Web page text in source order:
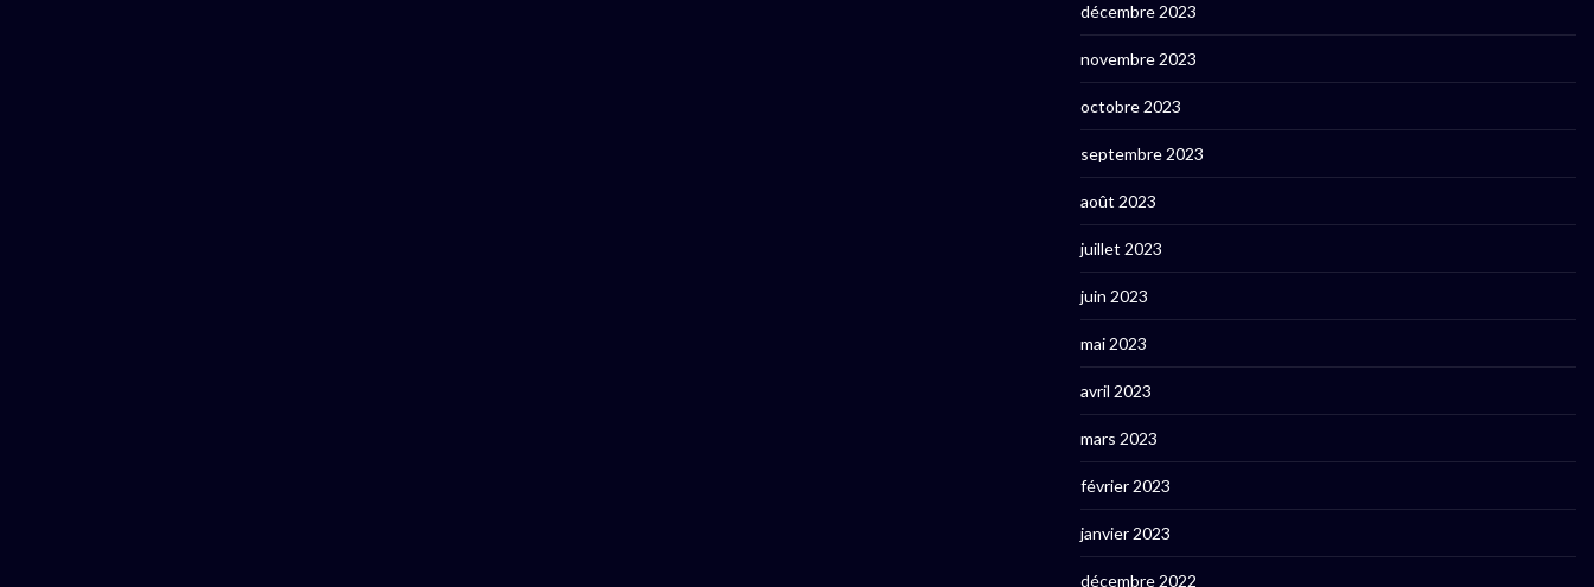
décembre 2023
novembre 2023
octobre 2023
septembre 2023
août 2023
juillet 2023
juin 2023
mai 2023
avril 2023
mars 2023
février 2023
janvier 2023
décembre 2022